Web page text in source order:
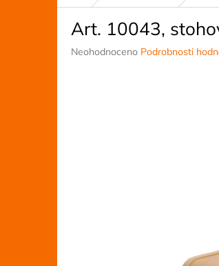
Art. 10043,
Průměrné
Neohodnoceno Podrobnosti